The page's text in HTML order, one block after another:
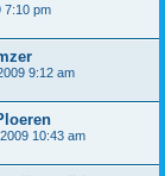
7:10 pm
9:12 am
10:43 am